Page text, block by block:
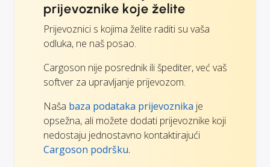
prijevoznike koje želite
Prijevoznici s kojima želite raditi su vaša
odluka, ne naš posao.
Cargoson nije posrednik ili špediter, već vaš
softver za upravljanje prijevozom.
Naša baza podataka prijevoznika je
opsežna, ali možete dodati prijevoznike koji
nedostaju jednostavno kontaktirajući
Cargoson podršku.